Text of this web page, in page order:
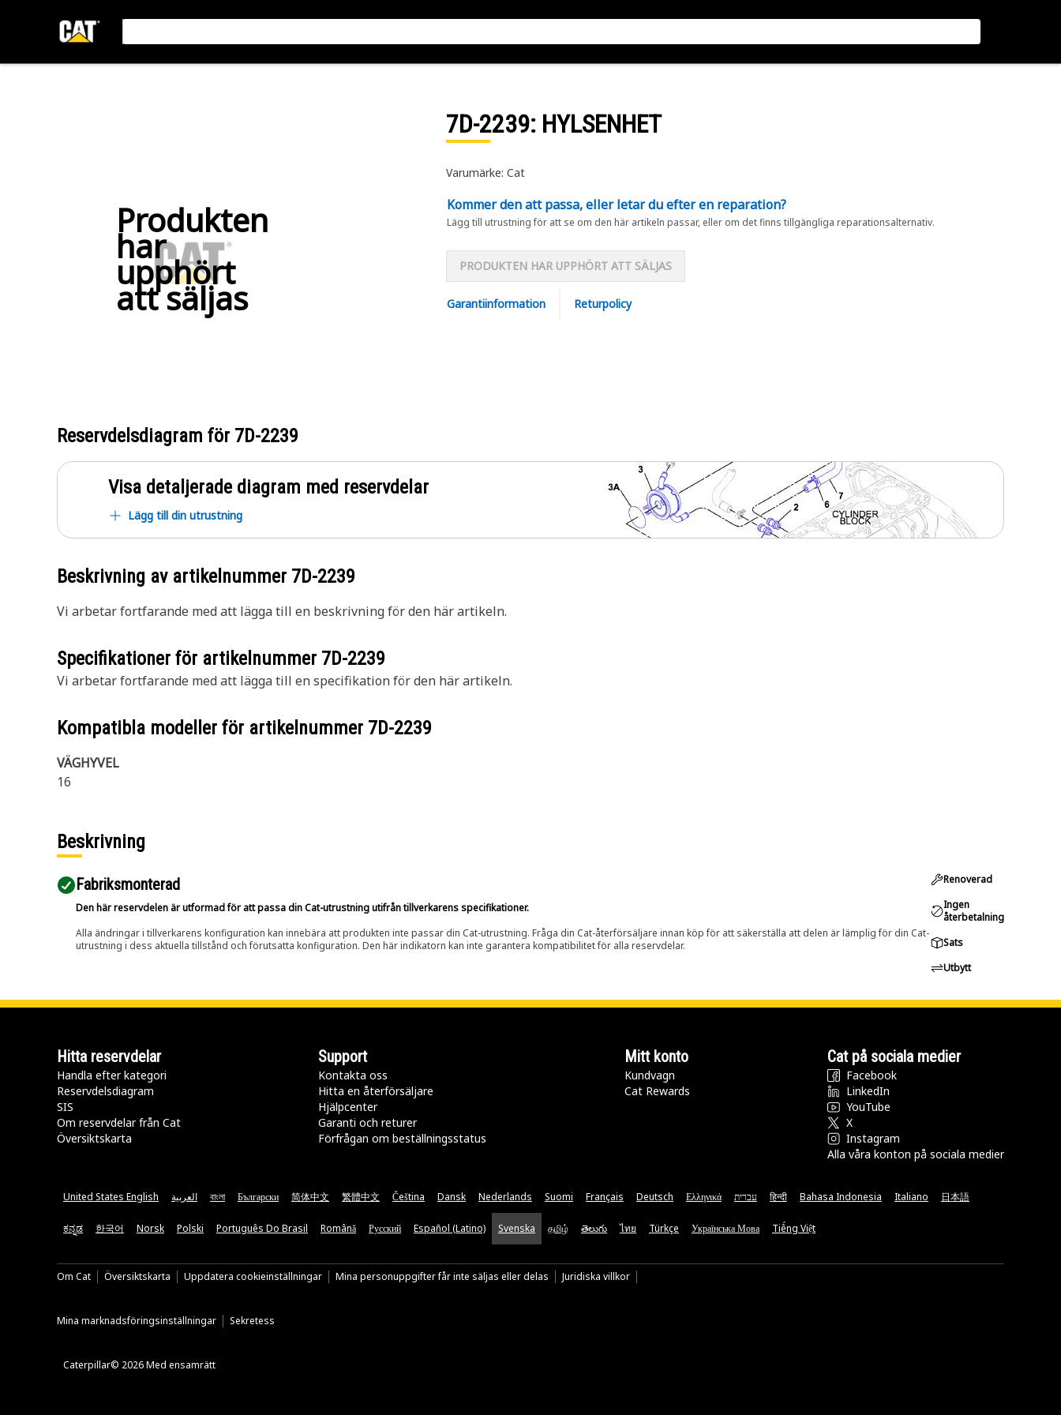
Produkten
har
upphört
att säljas
7D-2239: HYLSENHET
Varumärke: Cat
Kommer den att passa, eller letar du efter en reparation?
Lägg till utrustning för att se om den här artikeln passar, eller om det finns tillgängliga reparationsalternativ.
PRODUKTEN HAR UPPHÖRT ATT SÄLJAS
Garantiinformation Returpolicy
Reservdelsdiagram för 7D-2239
Visa detaljerade diagram med reservdelar
Lägg till din utrustning
Beskrivning av artikelnummer 7D-2239
Vi arbetar fortfarande med att lägga till en beskrivning för den här artikeln.
Specifikationer för artikelnummer 7D-2239
Vi arbetar fortfarande med att lägga till en specifikation för den här artikeln.
Kompatibla modeller för artikelnummer 7D-2239
VÄGHYVEL
16
Beskrivning
Fabriksmonterad
Den här reservdelen är utformad för att passa din Cat-utrustning utifrån tillverkarens specifikationer.
Alla ändringar i tillverkarens konfiguration kan innebära att produkten inte passar din Cat-utrustning. Fråga din Cat-återförsäljare innan köp för att säkerställa att delen är lämplig för din Cat-
utrustning i dess aktuella tillstånd och förutsatta konfiguration. Den här indikatorn kan inte garantera kompatibilitet för alla reservdelar.
Renoverad
Ingen
återbetalning
Sats
Utbytt
Hitta reservdelar
Handla efter kategori
Reservdelsdiagram
SIS
Om reservdelar från Cat
Översiktskarta
Support
Kontakta oss
Hitta en återförsäljare
Hjälpcenter
Garanti och returer
Förfrågan om beställningsstatus
Mitt konto
Kundvagn
Cat Rewards
Cat på sociala medier
Facebook
LinkedIn
YouTube
X
Instagram
Alla våra konton på sociala medier
United States English العربية বাংলা Български 简体中文 繁體中文 Čeština Dansk Nederlands Suomi Français Deutsch Ελληνικά עברית हिन्दी Bahasa Indonesia Italiano 日本語
ಕನ್ನಡ 한국어 Norsk Polski Português Do Brasil Română Русский Español (Latino) Svenska தமிழ் తెలుగు ไทย Türkçe Українська Мова Tiếng Việt
Om Cat Översiktskarta Uppdatera cookieinställningar Mina personuppgifter får inte säljas eller delas Juridiska villkor
Mina marknadsföringsinställningar Sekretess
Caterpillar© 2026 Med ensamrätt